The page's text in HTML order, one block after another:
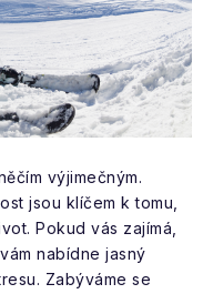
výjimečným.
jsou klíčem k tomu,
Pokud vás zajímá,
nabídne jasný
Zabýváme se